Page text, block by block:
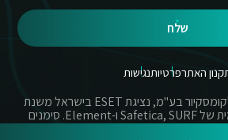
שלח
האתרפרטיותנגישות
© כל הזכויות שמורות לקומסקיור בע"מ, נציגת ESET בישראל משנת
2004 והמפיצה הרשמית של Safetica, SURF ו-Element. סימנים
זה הינם סימנים מסחריים או מותגים